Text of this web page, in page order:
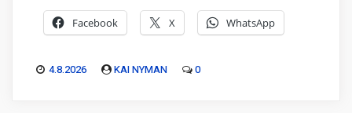
Facebook X WhatsApp
4.8.2026 KAI NYMAN 0